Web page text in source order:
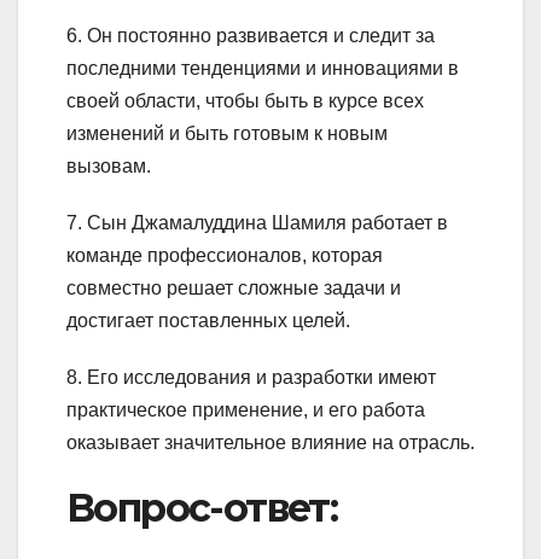
6. Он постоянно развивается и следит за
последними тенденциями и инновациями в
своей области, чтобы быть в курсе всех
изменений и быть готовым к новым
вызовам.
7. Сын Джамалуддина Шамиля работает в
команде профессионалов, которая
совместно решает сложные задачи и
достигает поставленных целей.
8. Его исследования и разработки имеют
практическое применение, и его работа
оказывает значительное влияние на отрасль.
Вопрос-ответ: